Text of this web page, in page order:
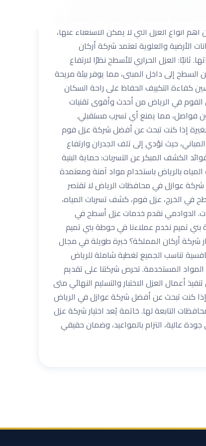
أنواع العزل التي لا يمكن الاستغناء عنها،
الأرضية والعلوية تعتمد شركة أركان
العزل الحراري للأسطح نظرًا لارتفاع
السطح إلى داخل المبنى، مما يوفر بيئة مريحة
كفاءة التكييف الحفاظ على راحة السكان
الفوم في الرياض من أحدث وأقوى تقنيات
فواصل، مما يمنع أي تسرب مستقبلي.
إذا كنت تبحث عن أفضل شركة عزل فوم
حيث تؤدي إلى تلف الجدران وارتفاع
الكشف المبكر عن التسربات: حماية البنية
المياه بالرياض باستخدام مواد آمنة ومعتمدة
شركة عوازل في محافظات الرياض لا تقتصر
في الخرج، عزل فوم، كشف تسربات المياه،
الدوادمي نقدم خدمات عزل أسطح في
بني تميم نخدم عملاءنا في حوطة بني تميم
شركة أركان المملكة؟ خبرة طويلة في مجال
تناسب الجميع تغطية شاملة للرياض
المستخدمة. تحرص شركتنا على تقديم
أعمال العزل الاختبار والتسليم النهائي متى
إذا كنت تبحث عن أفضل شركة عوازل في الرياض
التابعة لها. خاتمة يُعد اختيار شركة عزل
عالية، التزام بالمواعيد، وضمان حقيقي